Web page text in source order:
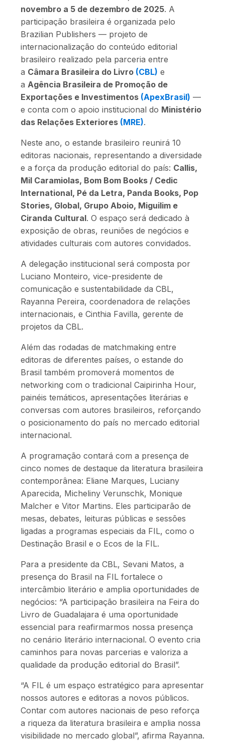
novembro a 5 de dezembro de 2025. A
participação brasileira é organizada pelo
Brazilian Publishers — projeto de
internacionalização do conteúdo editorial
brasileiro realizado pela parceria entre
a Câmara Brasileira do Livro (CBL) e
a Agência Brasileira de Promoção de
Exportações e Investimentos (ApexBrasil) —
e conta com o apoio institucional do Ministério
das Relações Exteriores (MRE).
Neste ano, o estande brasileiro reunirá 10
editoras nacionais, representando a diversidade
e a força da produção editorial do país: Callis,
Mil Caramiolas, Bom Bom Books / Cedic
International, Pé da Letra, Panda Books, Pop
Stories, Global, Grupo Aboio, Miguilim e
Ciranda Cultural. O espaço será dedicado à
exposição de obras, reuniões de negócios e
atividades culturais com autores convidados.
A delegação institucional será composta por
Luciano Monteiro, vice-presidente de
comunicação e sustentabilidade da CBL,
Rayanna Pereira, coordenadora de relações
internacionais, e Cinthia Favilla, gerente de
projetos da CBL.
Além das rodadas de matchmaking entre
editoras de diferentes países, o estande do
Brasil também promoverá momentos de
networking com o tradicional Caipirinha Hour,
painéis temáticos, apresentações literárias e
conversas com autores brasileiros, reforçando
o posicionamento do país no mercado editorial
internacional.
A programação contará com a presença de
cinco nomes de destaque da literatura brasileira
contemporânea: Eliane Marques, Luciany
Aparecida, Micheliny Verunschk, Monique
Malcher e Vitor Martins. Eles participarão de
mesas, debates, leituras públicas e sessões
ligadas a programas especiais da FIL, como o
Destinação Brasil e o Ecos de la FIL.
Para a presidente da CBL, Sevani Matos, a
presença do Brasil na FIL fortalece o
intercâmbio literário e amplia oportunidades de
negócios: “A participação brasileira na Feira do
Livro de Guadalajara é uma oportunidade
essencial para reafirmarmos nossa presença
no cenário literário internacional. O evento cria
caminhos para novas parcerias e valoriza a
qualidade da produção editorial do Brasil”.
“A FIL é um espaço estratégico para apresentar
nossos autores e editoras a novos públicos.
Contar com autores nacionais de peso reforça
a riqueza da literatura brasileira e amplia nossa
visibilidade no mercado global”, afirma Rayanna.